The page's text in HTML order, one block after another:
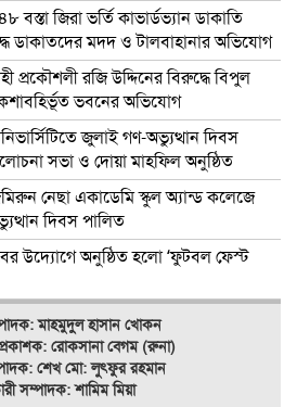
বস্তা জিরা ভর্তি কাভার্ডভ্যান ডাকাতি
ডাকাতদের মদদ ও টালবাহানার অভিযোগ
প্রকৌশলী রজি উদ্দিনের বিরুদ্ধে বিপুল
ভবনের অভিযোগ
জুলাই গণ-অভ্যুত্থান দিবস
সভা ও দোয়া মাহফিল অনুষ্ঠিত
নেছা একাডেমি স্কুল অ্যান্ড কলেজে
দিবস পালিত
উদ্যোগে অনুষ্ঠিত হলো ‘ফুটবল ফেস্ট
মাহমুদুল হাসান খোকন
রোকসানা বেগম (রুনা)
শেখ মো: লুৎফুর রহমান
সম্পাদক: শামিম মিয়া